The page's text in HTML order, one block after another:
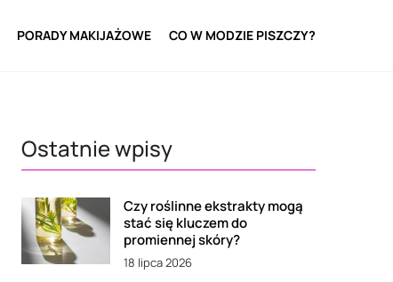
PORADY MAKIJAŻOWE CO W MODZIE PISZCZY?
Ostatnie wpisy
Czy roślinne ekstrakty mogą
stać się kluczem do
promiennej skóry?
18 lipca 2026